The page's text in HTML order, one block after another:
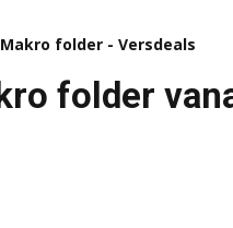
Makro folder - Versdeals
folder